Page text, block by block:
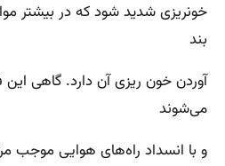
خونریزی شدید شود که در بیشتر
بند
آوردن خون ریزی آن دارد. گاهی این
می‌شوند
و با انسداد راه‌های هوایی موجب